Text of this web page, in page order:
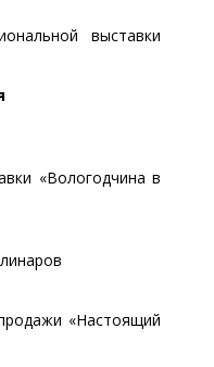
выставки
«Вологодчина в
«Настоящий